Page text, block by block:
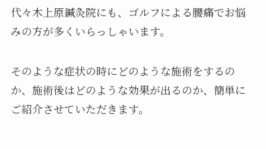
代々木上原鍼灸院にも、ゴルフによる腰痛でお悩
みの方が多くいらっしゃいます。
そのような症状の時にどのような施術をするの
か、施術後はどのような効果が出るのか、簡単に
ご紹介させていただきます。